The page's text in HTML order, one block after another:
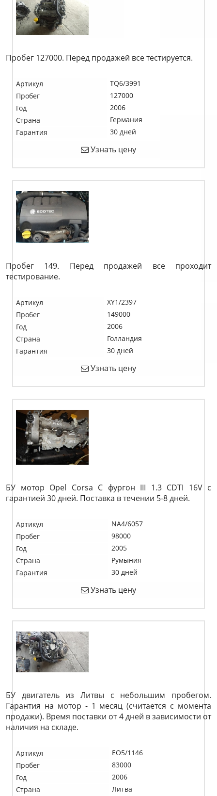
Пробег 127000. Перед продажей все тестируется.
Артикул
TQ6/3991
Пробег
127000
Год
2006
Страна
Германия
Гарантия
30 дней
Узнать цену
Пробег 149. Перед продажей все проходит
тестирование.
Артикул
XY1/2397
Пробег
149000
Год
2006
Страна
Голландия
Гарантия
30 дней
Узнать цену
БУ мотор Opel Corsa C фургон III 1.3 CDTI 16V c
гарантией 30 дней. Поставка в течении 5-8 дней.
Артикул
NA4/6057
Пробег
98000
Год
2005
Страна
Румыния
Гарантия
30 дней
Узнать цену
БУ двигатель из Литвы с небольшим пробегом.
Гарантия на мотор - 1 месяц (считается с момента
продажи). Время поставки от 4 дней в зависимости от
наличия на складе.
Артикул
EO5/1146
Пробег
83000
Год
2006
Страна
Литва